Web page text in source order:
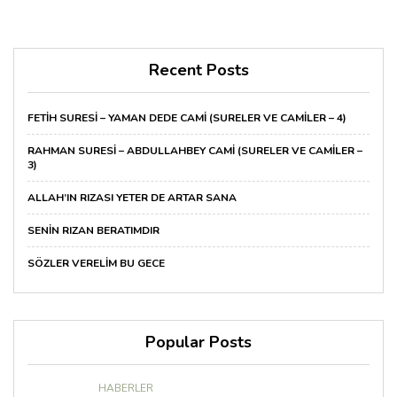
Recent Posts
FETIH SURESI – YAMAN DEDE CAMI (SURELER VE CAMILER – 4)
RAHMAN SURESI – ABDULLAHBEY CAMI (SURELER VE CAMILER –
3)
ALLAH’IN RIZASI YETER DE ARTAR SANA
SENIN RIZAN BERATIMDIR
SÖZLER VERELIM BU GECE
Popular Posts
HABERLER